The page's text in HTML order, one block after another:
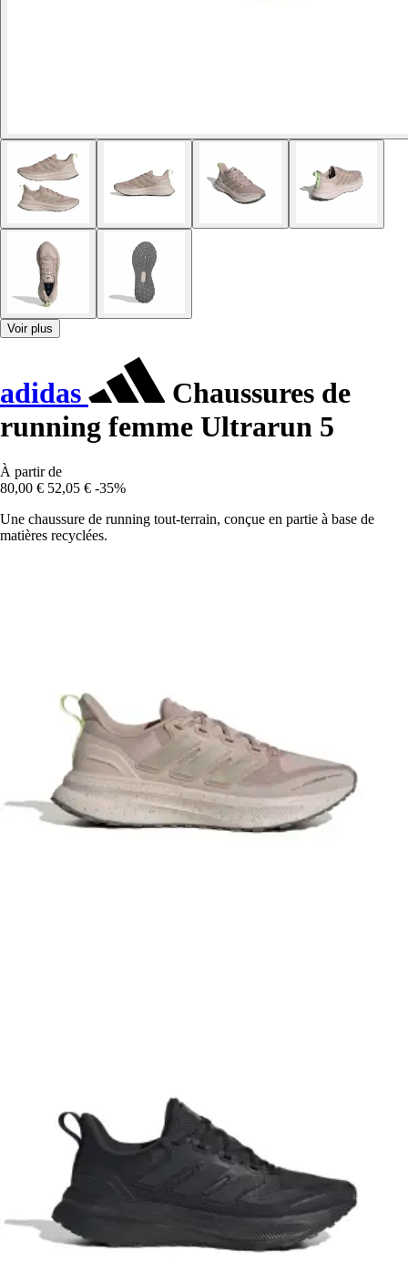
Voir plus
adidas
Chaussures de
running femme Ultrarun 5
À partir de
80,00 € 52,05 € -35%
Une chaussure de running tout-terrain, conçue en partie à base de
matières recyclées.